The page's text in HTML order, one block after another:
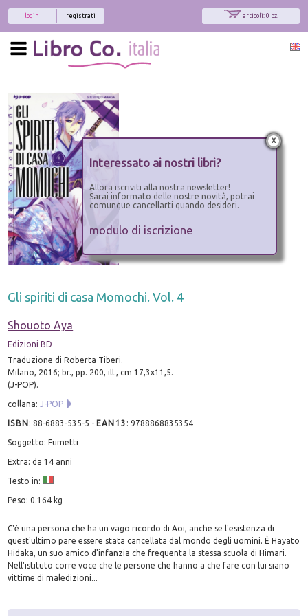
articoli: 0 pz.
registrati
login
Gli spiriti di casa Momochi. Vol. 4
Shouoto Aya
Edizioni BD
Traduzione di Roberta Tiberi.
Milano, 2016; br., pp. 200, ill., cm 17,3x11,5.
(J-POP).
collana:J-POP
ISBN:88-6883-535-5 - EAN13 :9788868835354
Soggetto: Fumetti
Extra: da 14 anni
Testo in:
Peso: 0.164 kg
C'è una persona che ha un vago ricordo di Aoi, anche se l'esistenza di
quest'ultimo pare essere stata cancellata dal mondo degli uomini. È Hayato
Hidaka, un suo amico d'infanzia che frequenta la stessa scuola di Himari.
Nell'istituto corre voce che le persone che hanno a che fare con lui siano
vittime di maledizioni...
x
Interessato ai nostri libri?
Allora iscriviti alla nostra newsletter!
Sarai informato delle nostre novità, potrai
comunque cancellarti quando desideri.
modulo di iscrizione